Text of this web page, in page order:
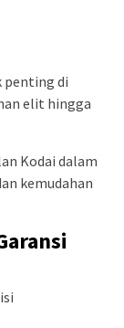
penting di
elit hingga
Kodai dalam
kemudahan